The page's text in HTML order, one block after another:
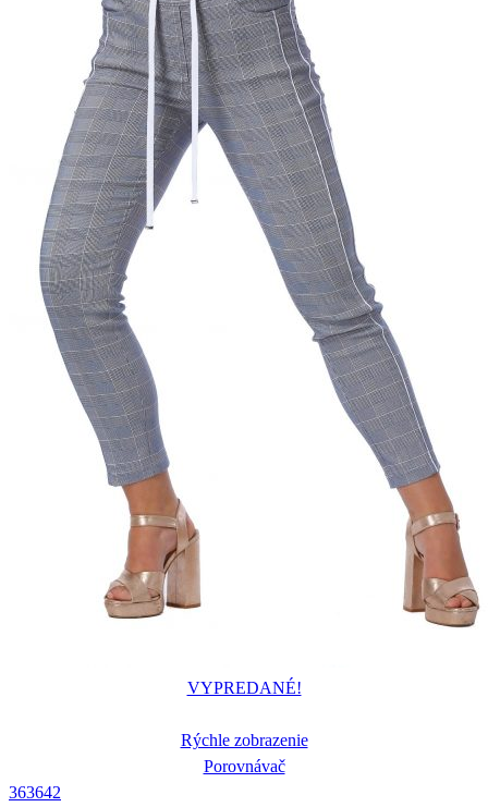
VYPREDANÉ!
Rýchle zobrazenie
Porovnávač
363642